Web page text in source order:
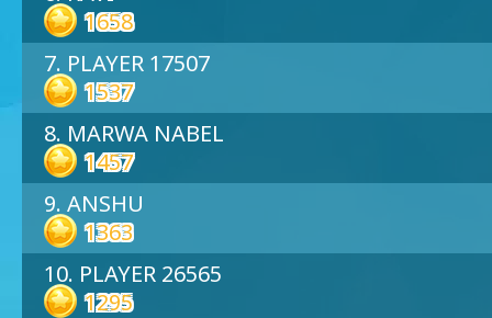
1658
7. PLAYER 17507
1537
8. MARWA NABEL
1457
9. ANSHU
1363
10. PLAYER 26565
1295